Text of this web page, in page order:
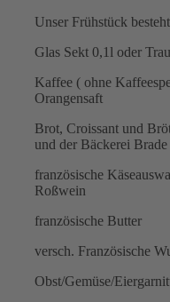
Unser Frühstück
Glas Sekt 0,1l oder
Kaffee ( ohne
Orangensaft
Brot, Croissant und
und der Bäckerei Brade
französische
Roßwein
französische Butter
versch. Französische
Obst/Gemüse/